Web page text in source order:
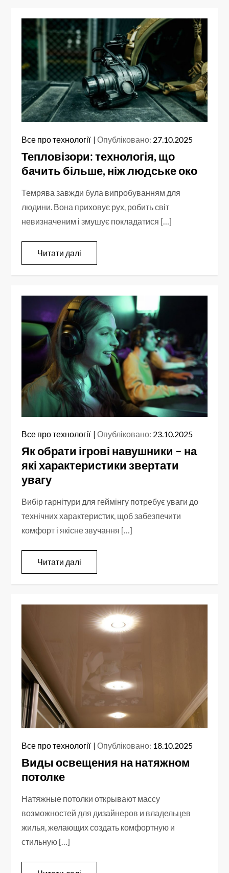
Все про технології Опубліковано: 27.10.2025
Тепловізори: технологія, що
бачить більше, ніж людське око
Темрява завжди була випробуванням для
людини. Вона приховує рух, робить світ
невизначеним і змушує покладатися […]
Читати далі
Все про технології Опубліковано: 23.10.2025
Як обрати ігрові навушники – на
які характеристики звертати
увагу
Вибір гарнітури для геймінгу потребує уваги до
технічних характеристик, щоб забезпечити
комфорт і якісне звучання […]
Читати далі
Все про технології Опубліковано: 18.10.2025
Виды освещения на натяжном
потолке
Натяжные потолки открывают массу
возможностей для дизайнеров и владельцев
жилья, желающих создать комфортную и
стильную […]